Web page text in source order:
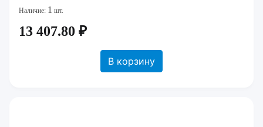
Наличие: 1 шт.
13 407.80 ₽
В корзину